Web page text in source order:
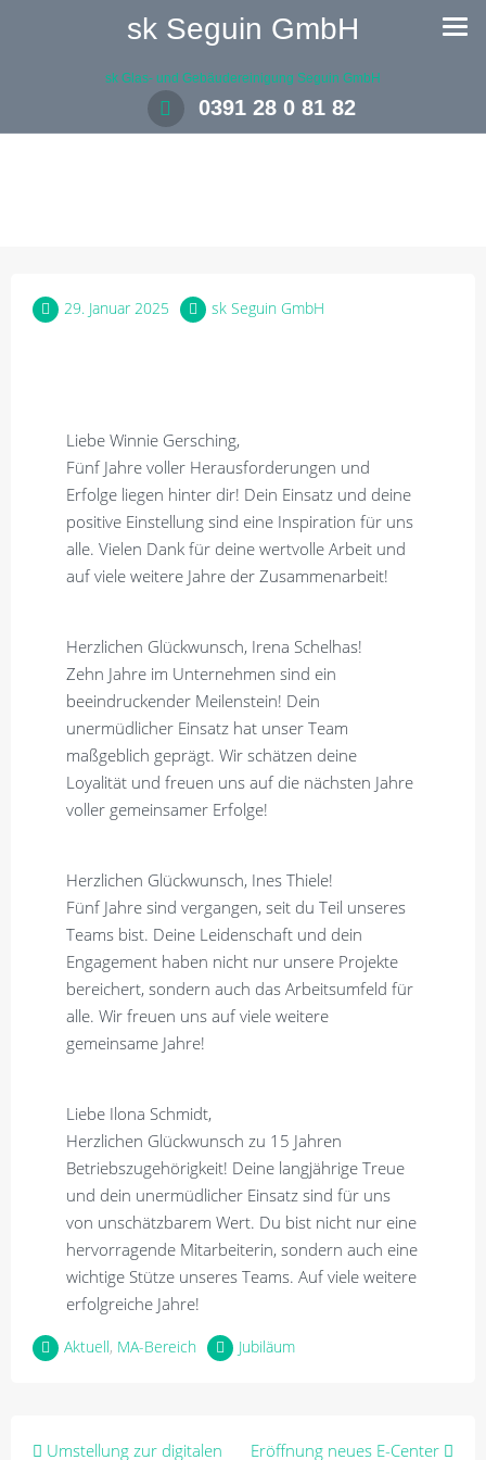
sk Seguin GmbH
sk Glas- und Gebäudereinigung Seguin GmbH
0391 28 0 81 82
29. Januar 2025 sk Seguin GmbH
Liebe Winnie Gersching,
Fünf Jahre voller Herausforderungen und
Erfolge liegen hinter dir! Dein Einsatz und deine
positive Einstellung sind eine Inspiration für uns
alle. Vielen Dank für deine wertvolle Arbeit und
auf viele weitere Jahre der Zusammenarbeit!
Herzlichen Glückwunsch, Irena Schelhas!
Zehn Jahre im Unternehmen sind ein
beeindruckender Meilenstein! Dein
unermüdlicher Einsatz hat unser Team
maßgeblich geprägt. Wir schätzen deine
Loyalität und freuen uns auf die nächsten Jahre
voller gemeinsamer Erfolge!
Herzlichen Glückwunsch, Ines Thiele!
Fünf Jahre sind vergangen, seit du Teil unseres
Teams bist. Deine Leidenschaft und dein
Engagement haben nicht nur unsere Projekte
bereichert, sondern auch das Arbeitsumfeld für
alle. Wir freuen uns auf viele weitere
gemeinsame Jahre!
Liebe Ilona Schmidt,
Herzlichen Glückwunsch zu 15 Jahren
Betriebszugehörigkeit! Deine langjährige Treue
und dein unermüdlicher Einsatz sind für uns
von unschätzbarem Wert. Du bist nicht nur eine
hervorragende Mitarbeiterin, sondern auch eine
wichtige Stütze unseres Teams. Auf viele weitere
erfolgreiche Jahre!
Aktuell, MA-Bereich Jubiläum
Beitragsnavigation
Umstellung zur digitalen
Eröffnung neues E-Center